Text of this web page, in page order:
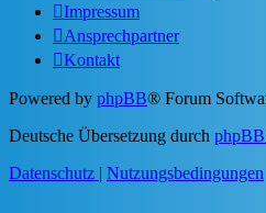
Impressum
Ansprechpartner
Kontakt
Powered by phpBB® Forum
Deutsche Übersetzung durch
Datenschutz | Nutzungsbedingungen